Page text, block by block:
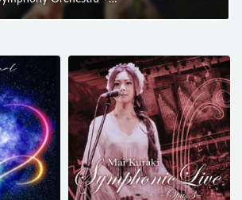
Final Odyssey (2025) BD蓝光原盘